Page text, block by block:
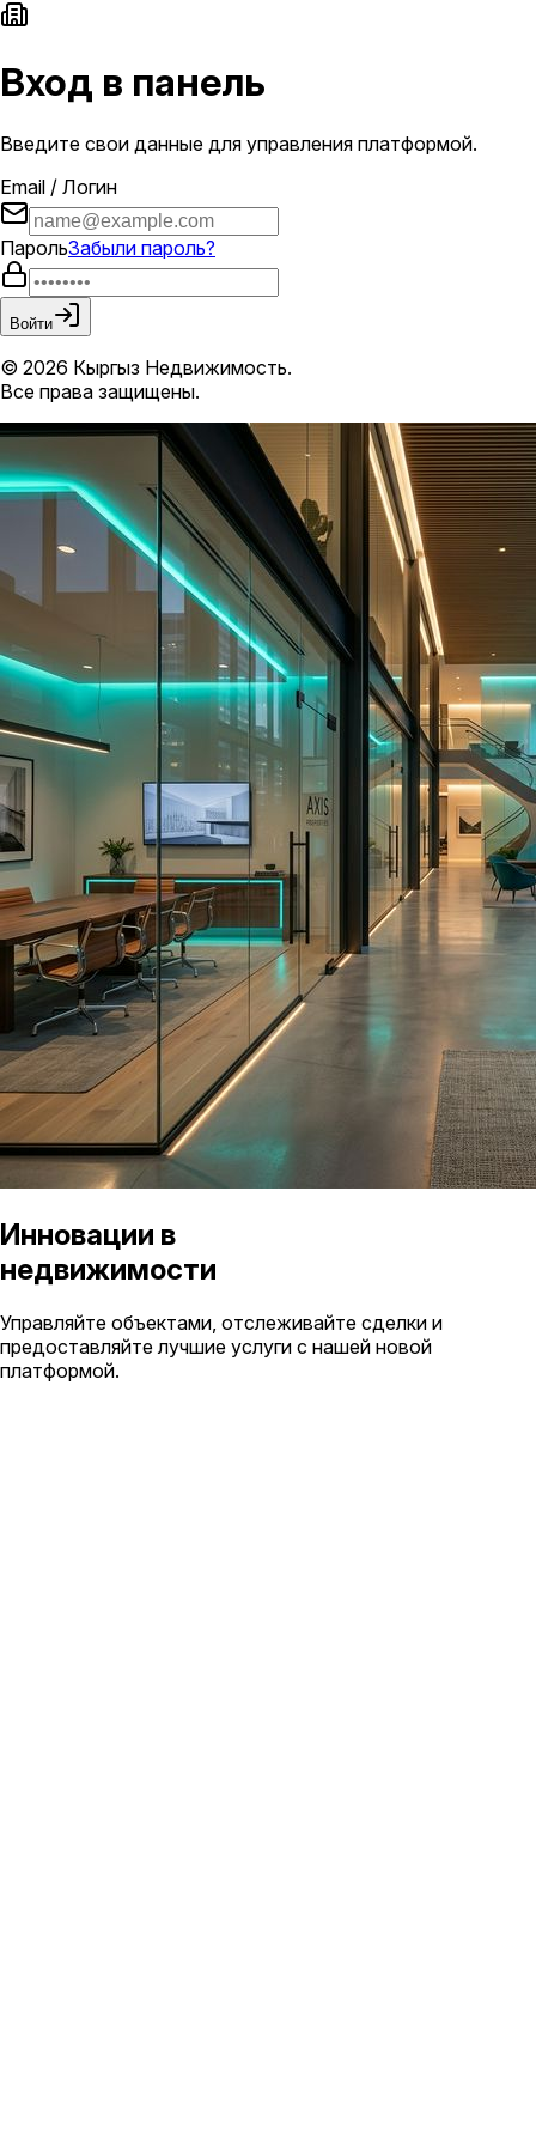
Вход в панель
Введите свои данные для управления платформой.
Email / Логин
ПарольЗабыли пароль?
Войти
© 2026 Кыргыз Недвижимость.
Все права защищены.
Инновации в
недвижимости
Управляйте объектами, отслеживайте сделки и
предоставляйте лучшие услуги с нашей новой
платформой.